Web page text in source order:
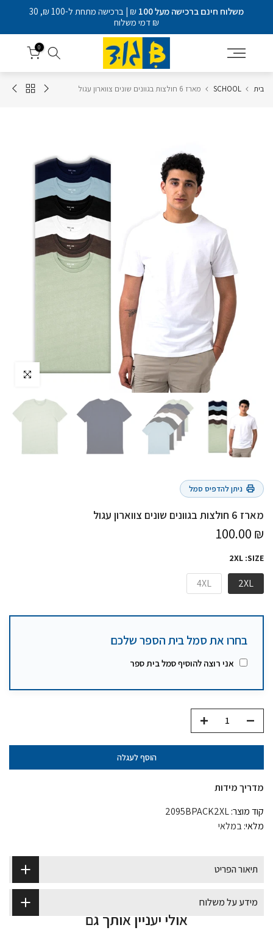
משלוח חינם ברכישה מעל 100
₪ | ברכישה מתחת ל-100 ₪, 30
₪ דמי משלוח
0
בית SCHOOL מארז 6 חולצות בגוונים שונים צווארון עגול
לחץ להגדלה
ניתן להדפיס סמל
מארז 6 חולצות בגוונים שונים צווארון עגול
₪ 100.00
SIZE:
2XL
2XL
4XL
בחרו את סמל בית הספר שלכם
אני רוצה להוסיף סמל בית ספר
הוסף לעגלה
מדריך מידות
קוד מוצר:2095BPACK2XL
מלאי:במלאי
תיאור הפריט
מידע על משלוח
אולי יעניין אותך גם